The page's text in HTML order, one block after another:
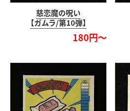
慈恋魔の呪い
【ガムラ/第10弾】
180円～